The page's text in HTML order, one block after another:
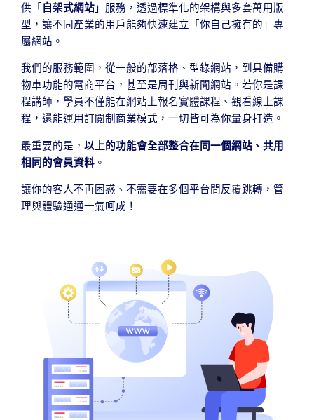
供「 自架式網站 」服務，透過標準化的架構與多套萬用版
型，讓不同產業的用戶能夠快速建立「你自己擁有的」專
屬網站。
我們的服務範圍，從一般的部落格、型錄網站，到具備購
物車功能的電商平台，甚至是周刊與新聞網站。若你是課
程講師，學員不僅能在網站上報名實體課程、觀看線上課
程，還能運用訂閱制商業模式，一切皆可為你量身打造。
最重要的是， 以上的功能會全部整合在同一個網站、共用
相同的會員資料 。
讓你的客人不再困惑、不需要在多個平台間反覆跳轉，管
理與體驗通通一氣呵成！